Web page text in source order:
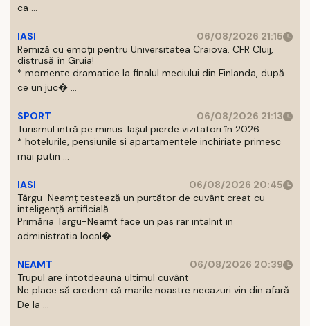
ca ...
IASI
06/08/2026 21:15
Remiză cu emoții pentru Universitatea Craiova. CFR Cluij,
distrusă în Gruia!
* momente dramatice la finalul meciului din Finlanda, după
ce un juc� ...
SPORT
06/08/2026 21:13
Turismul intră pe minus. Iașul pierde vizitatori în 2026
* hotelurile, pensiunile si apartamentele inchiriate primesc
mai putin ...
IASI
06/08/2026 20:45
Târgu-Neamț testează un purtător de cuvânt creat cu
inteligență artificială
Primăria Targu-Neamt face un pas rar intalnit in
administratia local� ...
NEAMT
06/08/2026 20:39
Trupul are întotdeauna ultimul cuvânt
Ne place să credem că marile noastre necazuri vin din afară.
De la ...